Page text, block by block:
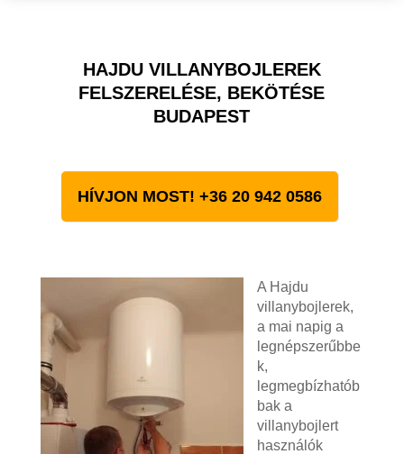
HAJDU VILLANYBOJLEREK
FELSZERELÉSE, BEKÖTÉSE
BUDAPEST
HÍVJON MOST! +36 20 942 0586
A Hajdu
villanybojlerek,
a mai napig a
legnépszerűbbe
k,
legmegbízhatób
bak a
villanybojlert
használók